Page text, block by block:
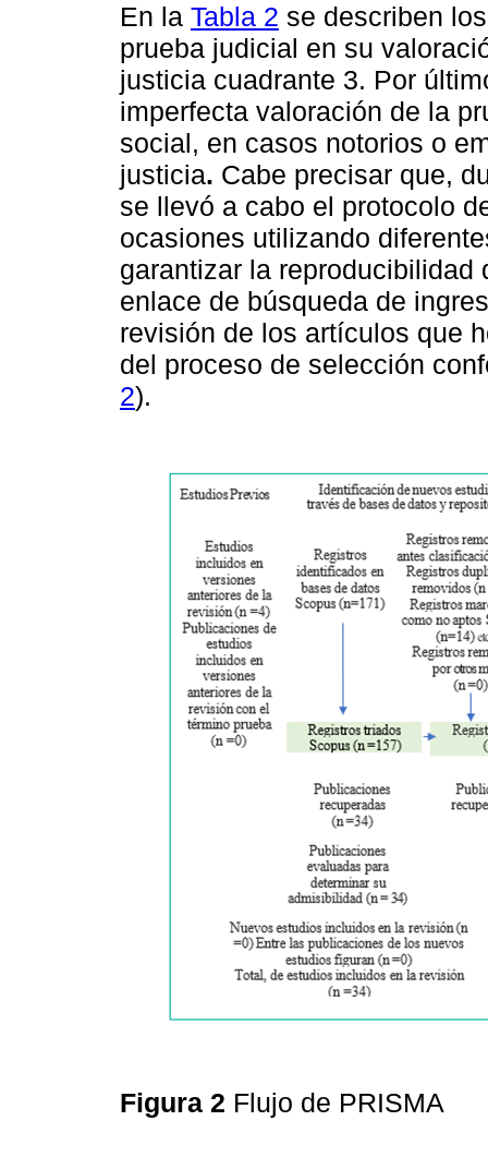
En la Tabla 2 se describen
prueba judicial en su
justicia cuadrante 3. Por
imperfecta valoración de la
social, en casos notorios o
justicia. Cabe precisar que,
se llevó a cabo el protocolo
ocasiones utilizando
garantizar la
enlace de búsqueda de
revisión de los artículos que
del proceso de selección
2).
Figura 2 Flujo de PRISMA